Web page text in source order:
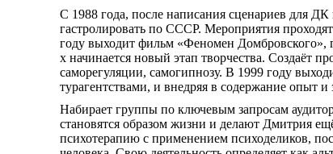
С 1988 года, после написания сценариев для
гастролировать по СССР. Мероприятия
году выходит фильм «Феномен Домбровского»,
х начинается новый этап творчества. Создаёт
саморегуляции, самогипнозу. В 1999 году
турагентствами, и внедряя в содержание опыт
Набирает группы по ключевым запросам
становятся образом жизни и делают Дмитрия
психотерапию с применением психоделиков,